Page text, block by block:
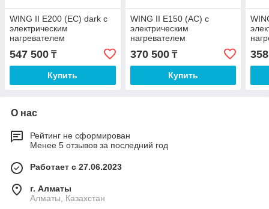
WING II E200 (EC) dark с
электрическим
нагревателем
547 500 ₸
Купить
WING II E150 (AC) с
электрическим
нагревателем
370 500₸
Купить
О нас
Рейтинг не сформирован
Менее 5 отзывов за последний год
Работает с 27.06.2023
г. Алматы
Алматы, Казахстан